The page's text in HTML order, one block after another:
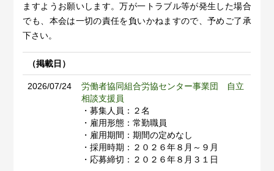
ますようお願いします。万が一トラブル等が発生した場合
でも、本会は一切の責任を負いかねますので、予めご了承
下さい。
（掲載日）
2026/07/24
労働者協同組合労協センター事業団 自立
相談支援員
・募集人員：２名
・雇用形態：常勤職員
・雇用期間：期間の定めなし
・採用時期：２０２６年８月～９月
・応募締切：２０２６年８月３１日